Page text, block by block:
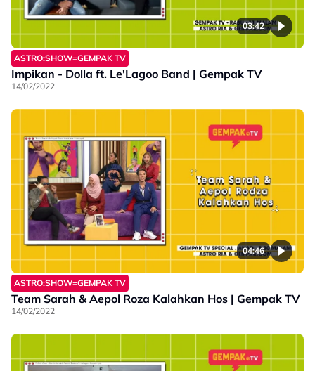
03:42
ASTRO:SHOW=GEMPAK TV
Impikan - Dolla ft. Le'Lagoo Band | Gempak TV
14/02/2022
04:46
ASTRO:SHOW=GEMPAK TV
Team Sarah & Aepol Roza Kalahkan Hos | Gempak TV
14/02/2022